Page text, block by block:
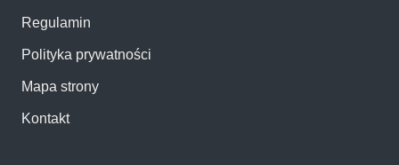
Regulamin
Polityka prywatności
Mapa strony
Kontakt